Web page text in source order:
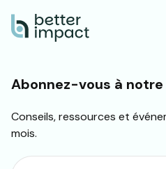
Abonnez-vous à
Conseils, ressources et
mois.